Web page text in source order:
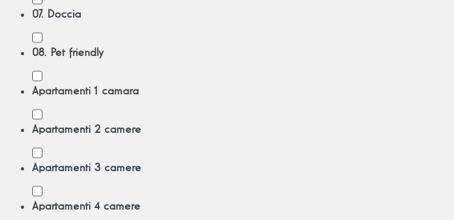
07. Doccia
08. Pet friendly
Apartamenti 1 camara
Apartamenti 2 camere
Apartamenti 3 camere
Apartamenti 4 camere